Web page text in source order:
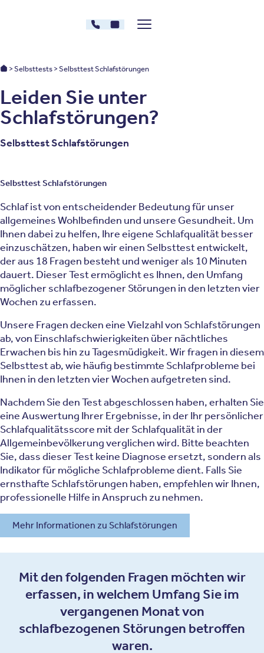
030 - 26478607
Kontakt
Menü zeigen/verstecken
Oberberg Kliniken: Startseite
Selbsttests Selbsttest Schlafstörungen
Leiden Sie unter
Schlafstörungen?
Selbsttest Schlafstörungen
Selbsttest Schlafstörungen
Schlaf ist von entscheidender Bedeutung für unser
allgemeines Wohlbefinden und unsere Gesundheit. Um
Ihnen dabei zu helfen, Ihre eigene Schlafqualität besser
einzuschätzen, haben wir einen Selbsttest entwickelt,
der aus 18 Fragen besteht und weniger als 10 Minuten
dauert. Dieser Test ermöglicht es Ihnen, den Umfang
möglicher schlafbezogener Störungen in den letzten vier
Wochen zu erfassen.
Unsere Fragen decken eine Vielzahl von Schlafstörungen
ab, von Einschlafschwierigkeiten über nächtliches
Erwachen bis hin zu Tagesmüdigkeit. Wir fragen in diesem
Selbsttest ab, wie häufig bestimmte Schlafprobleme bei
Ihnen in den letzten vier Wochen aufgetreten sind.
Nachdem Sie den Test abgeschlossen haben, erhalten Sie
eine Auswertung Ihrer Ergebnisse, in der Ihr persönlicher
Schlafqualitätsscore mit der Schlafqualität in der
Allgemeinbevölkerung verglichen wird. Bitte beachten
Sie, dass dieser Test keine Diagnose ersetzt, sondern als
Indikator für mögliche Schlafprobleme dient. Falls Sie
ernsthafte Schlafstörungen haben, empfehlen wir Ihnen,
professionelle Hilfe in Anspruch zu nehmen.
Mehr Informationen zu Schlafstörungen
Mit den folgenden Fragen möchten wir
erfassen, in welchem Umfang Sie im
vergangenen Monat von
schlafbezogenen Störungen betroffen
waren.